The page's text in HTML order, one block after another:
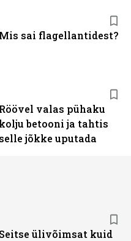
Mis sai flagellantidest?
Röövel valas pühaku
kolju betooni ja tahtis
selle jõkke uputada
Seitse ülivõimsat kuid